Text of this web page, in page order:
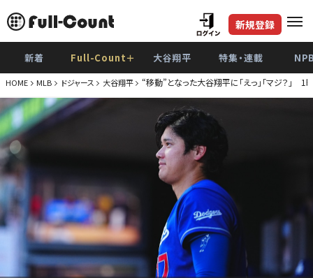
新規登録
新着 Full-Count＋ 大谷翔平 特集・連載
HOME MLB ドジャース 大谷翔平 “移動”となった大谷翔平に「えっ」「マジ？」